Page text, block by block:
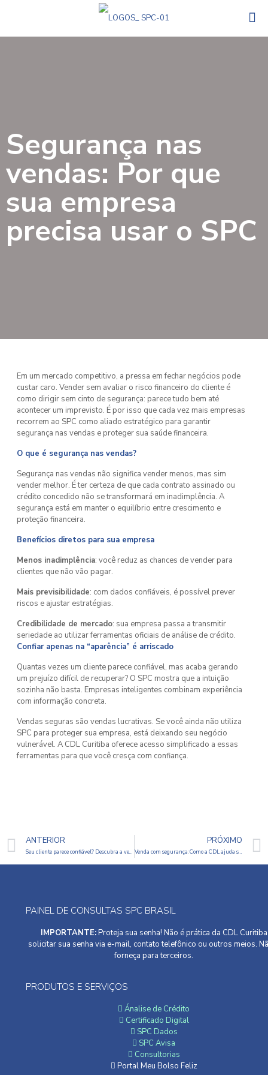
Segurança nas
vendas: Por que
sua empresa
precisa usar o SPC
Em um mercado competitivo, a pressa em fechar negócios pode
custar caro. Vender sem avaliar o risco financeiro do cliente é
como dirigir sem cinto de segurança: parece tudo bem até
acontecer um imprevisto. É por isso que cada vez mais empresas
recorrem ao SPC como aliado estratégico para garantir
segurança nas vendas e proteger sua saúde financeira.
O que é segurança nas vendas?
Segurança nas vendas não significa vender menos, mas sim
vender melhor. É ter certeza de que cada contrato assinado ou
crédito concedido não se transformará em inadimplência. A
segurança está em manter o equilíbrio entre crescimento e
proteção financeira.
Benefícios diretos para sua empresa
Menos inadimplência: você reduz as chances de vender para
clientes que não vão pagar.
Mais previsibilidade: com dados confiáveis, é possível prever
riscos e ajustar estratégias.
Credibilidade de mercado: sua empresa passa a transmitir
seriedade ao utilizar ferramentas oficiais de análise de crédito.
Confiar apenas na “aparência” é arriscado
Quantas vezes um cliente parece confiável, mas acaba gerando
um prejuízo difícil de recuperar? O SPC mostra que a intuição
sozinha não basta. Empresas inteligentes combinam experiência
com informação concreta.
Vendas seguras são vendas lucrativas. Se você ainda não utiliza
SPC para proteger sua empresa, está deixando seu negócio
vulnerável. A CDL Curitiba oferece acesso simplificado a essas
ferramentas para que você cresça com confiança.
ANTERIOR
Seu cliente parece confiável? Descubra a verdade antes de conceder crédito
PRÓXIMO
Venda com segurança: Como a CDL ajuda sua empresa a crescer sem prejuízos
PAINEL DE CONSULTAS SPC BRASIL
IMPORTANTE:Proteja sua senha! Não é prática da CDL Curitiba
solicitar sua senha via e-mail, contato telefônico ou outros meios.
forneça para terceiros.
PRODUTOS E SERVIÇOS
Ánalise de Crédito
Certificado Digital
SPC Dados
SPC Avisa
Consultorias
Portal Meu Bolso Feliz